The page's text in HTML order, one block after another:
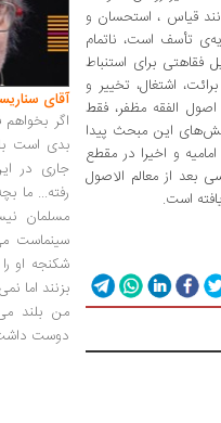
قیاس ، استحسان و
تأسف است، ناتمام
برای استنباط
اشتغال، تخییر و
الفقه مظفر، فقط
این مبحث پیدا
و اخیرا در مقطع
بعد از معالم الاصول
است.
آقای
اگر
بدی است
جاری در
رفته... ما
مسلمان
سینماست
شکنجه او
بزنند اما
من بلند
دوست